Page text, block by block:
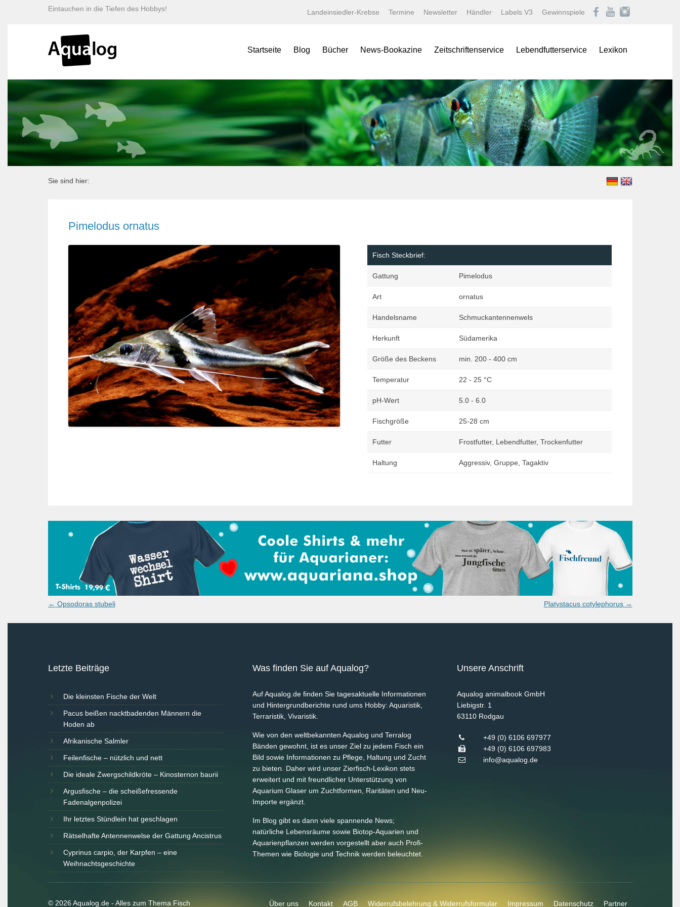
Eintauchen in die Tiefen des Hobbys! Landeinsiedler-Krebse Termine Newsletter Händler Labels V3 Gewinnspiele
Startseite Blog Bücher
Lexika
Specials
Minis
Jahrbücher
Terralog
Faltposter
News-Bookazine
Bildergalerien
Wissenschaftliche Texte
Linksammlung
Kaufen bei tierverliebt!
Zeitschriftenservice
AqualogNEWS
Aquaristik Fachmagazin
Aquaristik/Aquarium live
Bugs
Caridina
Datz
Schildkröten im Fokus
Lebendfutterservice Lexikon
Barben
Buntbarsche
Gartenteich
Goldfische und Koi
Krebse
Labyrinther
Sie sind hier:
Pimelodus ornatus
Fisch Steckbrief:
Gattung Pimelodus
Art ornatus
Handelsname Schmuckantennenwels
Herkunft Südamerika
Größe des Beckens min. 200 - 400 cm
Temperatur 22 - 25 °C
pH-Wert 5.0 - 6.0
Fischgröße 25-28 cm
Futter Frostfutter, Lebendfutter, Trockenfutter
Haltung Aggressiv, Gruppe, Tagaktiv
Post
← Opsodoras stubeli Platystacus cotylephorus →
Letzte Beiträge
Die kleinsten Fische der Welt
Pacus beißen nacktbadenden Männern die
Hoden ab
Afrikanische Salmler
Feilenfische – nützlich und nett
Die ideale Zwergschildkröte – Kinosternon baurii
Argusfische – die scheißefressende
Fadenalgenpolizei
Ihr letztes Stündlein hat geschlagen
Rätselhafte Antennenwelse der Gattung Ancistrus
Cyprinus carpio, der Karpfen – eine
Weihnachtsgeschichte
Was finden Sie auf Aqualog?
Auf Aqualog.de finden Sie tagesaktuelle Informationen
und Hintergrundberichte rund ums Hobby: Aquaristik,
Terraristik, Vivaristik.
Wie von den weltbekannten Aqualog und Terralog
Bänden gewohnt, ist es unser Ziel zu jedem Fisch ein
Bild sowie Informationen zu Pflege, Haltung und Zucht
zu bieten. Daher wird unser Zierfisch-Lexikon stets
erweitert und mit freundlicher Unterstützung von
Aquarium Glaser um Zuchtformen, Raritäten und Neu-
Importe ergänzt.
Im Blog gibt es dann viele spannende News;
natürliche Lebensräume sowie Biotop-Aquarien und
Aquarienpflanzen werden vorgestellt aber auch Profi-
Themen wie Biologie und Technik werden beleuchtet.
Unsere Anschrift
Aqualog animalbook GmbH
Liebigstr. 1
63110 Rodgau
+49 (0) 6106 697977
+49 (0) 6106 697983
info@aqualog.de
© 2026 Aqualog.de - Alles zum Thema Fisch Über uns Kontakt AGB Widerrufsbelehrung & Widerrufsformular Impressum Datenschutz Partner